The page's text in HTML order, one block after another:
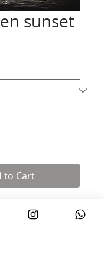
sunset
to Cart
תמונה מקורית של